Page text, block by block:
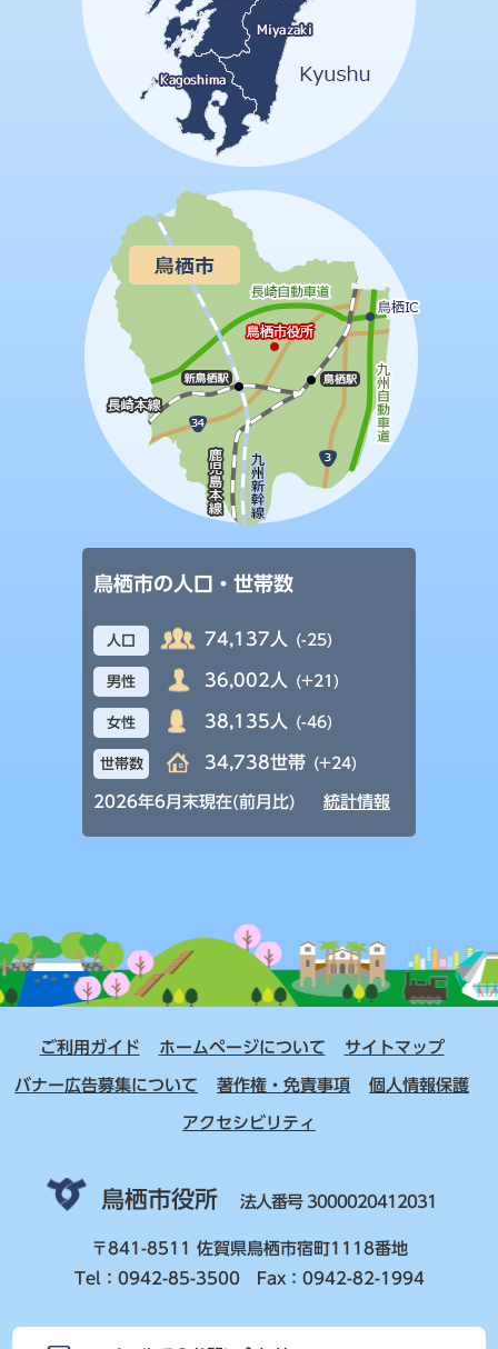
鳥栖市の人口・世帯数
人口 74,137人 (-25)
男性 36,002人 (+21)
女性 38,135人 (-46)
世帯数 34,738世帯 (+24)
2026年6月末現在(前月比) 統計情報
ご利用ガイド ホームページについて サイトマップ
バナー広告募集について 著作権・免責事項 個人情報保護
アクセシビリティ
鳥栖市役所 法人番号 3000020412031
〒841-8511 佐賀県鳥栖市宿町1118番地
Tel：0942-85-3500 Fax：0942-82-1994